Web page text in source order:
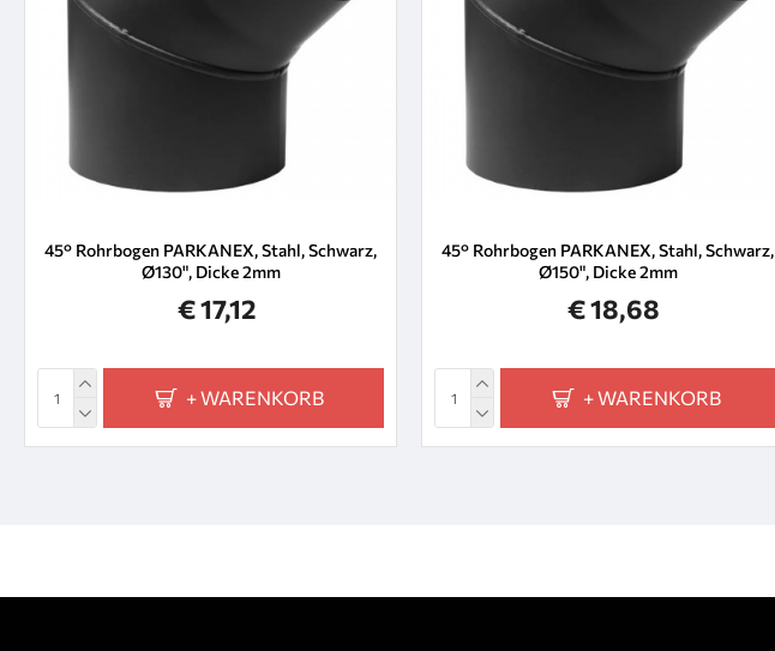
45° Rohrbogen PARKANEX, Stahl, Schwarz,
Ø130", Dicke 2mm
€ 17,12
+ WARENKORB
45° Rohrbogen PARKANEX, Stahl, Schwarz,
Ø150", Dicke 2mm
€ 18,68
+ WARENKORB